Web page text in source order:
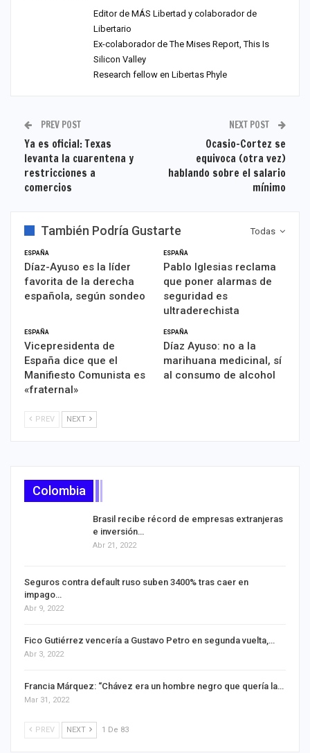
Editor de MÁS Libertad y colaborador de
Libertario
Ex-colaborador de The Mises Report, This Is
Silicon Valley
Research fellow en Libertas Phyle
PREV POST
Ya es oficial: Texas
levanta la cuarentena y
restricciones a
comercios
NEXT POST
Ocasio-Cortez se
equivoca (otra vez)
hablando sobre el salario
mínimo
Todas
También Podría Gustarte
ESPAÑA
Díaz-Ayuso es la líder
favorita de la derecha
española, según sondeo
ESPAÑA
Pablo Iglesias reclama
que poner alarmas de
seguridad es
ultraderechista
ESPAÑA
Vicepresidenta de
España dice que el
Manifiesto Comunista es
«fraternal»
ESPAÑA
Díaz Ayuso: no a la
marihuana medicinal, sí
al consumo de alcohol
PREV NEXT
Colombia
Brasil recibe récord de empresas extranjeras
e inversión…
Abr 21, 2022
Seguros contra default ruso suben 3400% tras caer en
impago…
Abr 9, 2022
Fico Gutiérrez vencería a Gustavo Petro en segunda vuelta,…
Abr 3, 2022
Francia Márquez: ‘‘Chávez era un hombre negro que quería la…
Mar 31, 2022
PREV NEXT 1 De 83